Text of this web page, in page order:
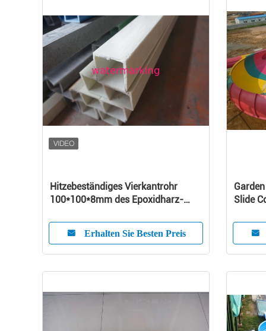
Hitzebeständiges Vierkantrohr
100*100*8mm des Epoxidharz-
Erhalten Sie Besten Preis
Slide